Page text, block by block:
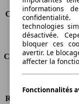
Consommation
Consommation
Classe
Capacité du
Classes d'assurance
Tous risques
-
Risques partiels
-
Responsabilité civile
informations
technologies
désactivée.
bloquer ces
avertir. Le
affecter la
Fonctionnalités